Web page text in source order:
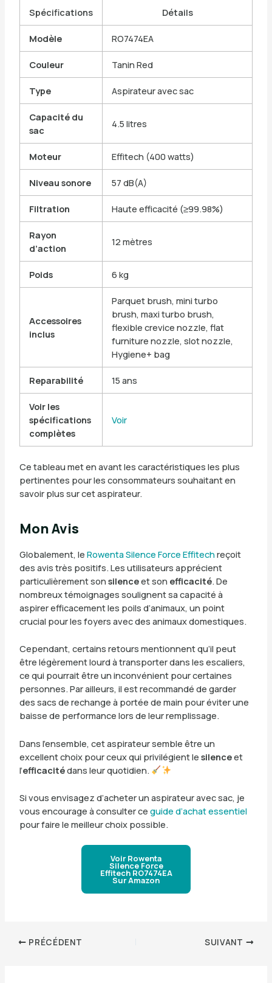
Spécifications Détails
Modèle RO7474EA
Couleur Tanin Red
Type Aspirateur avec sac
Capacité du
sac
4.5 litres
Moteur Effitech (400 watts)
Niveau sonore 57 dB(A)
Filtration Haute efficacité (≥99.98%)
Rayon
d’action
12 mètres
Poids 6 kg
Accessoires
inclus
Parquet brush, mini turbo
brush, maxi turbo brush,
flexible crevice nozzle, flat
furniture nozzle, slot nozzle,
Hygiene+ bag
Reparabilité 15 ans
Voir les
spécifications
complètes
Voir
Ce tableau met en avant les caractéristiques les plus
pertinentes pour les consommateurs souhaitant en
savoir plus sur cet aspirateur.
Mon Avis
Globalement, le Rowenta Silence Force Effitechreçoit
des avis très positifs. Les utilisateurs apprécient
particulièrement son silenceet son efficacité. De
nombreux témoignages soulignent sa capacité à
aspirer efficacement les poils d’animaux, un point
crucial pour les foyers avec des animaux domestiques.
Cependant, certains retours mentionnent qu’il peut
être légèrement lourd à transporter dans les escaliers,
ce qui pourrait être un inconvénient pour certaines
personnes. Par ailleurs, il est recommandé de garder
des sacs de rechange à portée de main pour éviter une
baisse de performance lors de leur remplissage.
Dans l’ensemble, cet aspirateur semble être un
excellent choix pour ceux qui privilégient le silenceet
l’efficacitédans leur quotidien.
Si vous envisagez d’acheter un aspirateur avec sac, je
vous encourage à consulter ce guide d’achat essentiel
pour faire le meilleur choix possible.
Voir Rowenta
Silence Force
Effitech RO7474EA
Sur Amazon
PRÉCÉDENT SUIVANT